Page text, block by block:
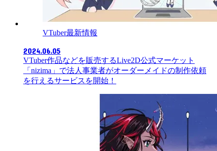
VTuber最新情報
2024.06.05
VTuber作品などを販売するLive2D公式マーケット
「nizima」で法人事業者がオーダーメイドの制作依頼
を行えるサービスを開始！